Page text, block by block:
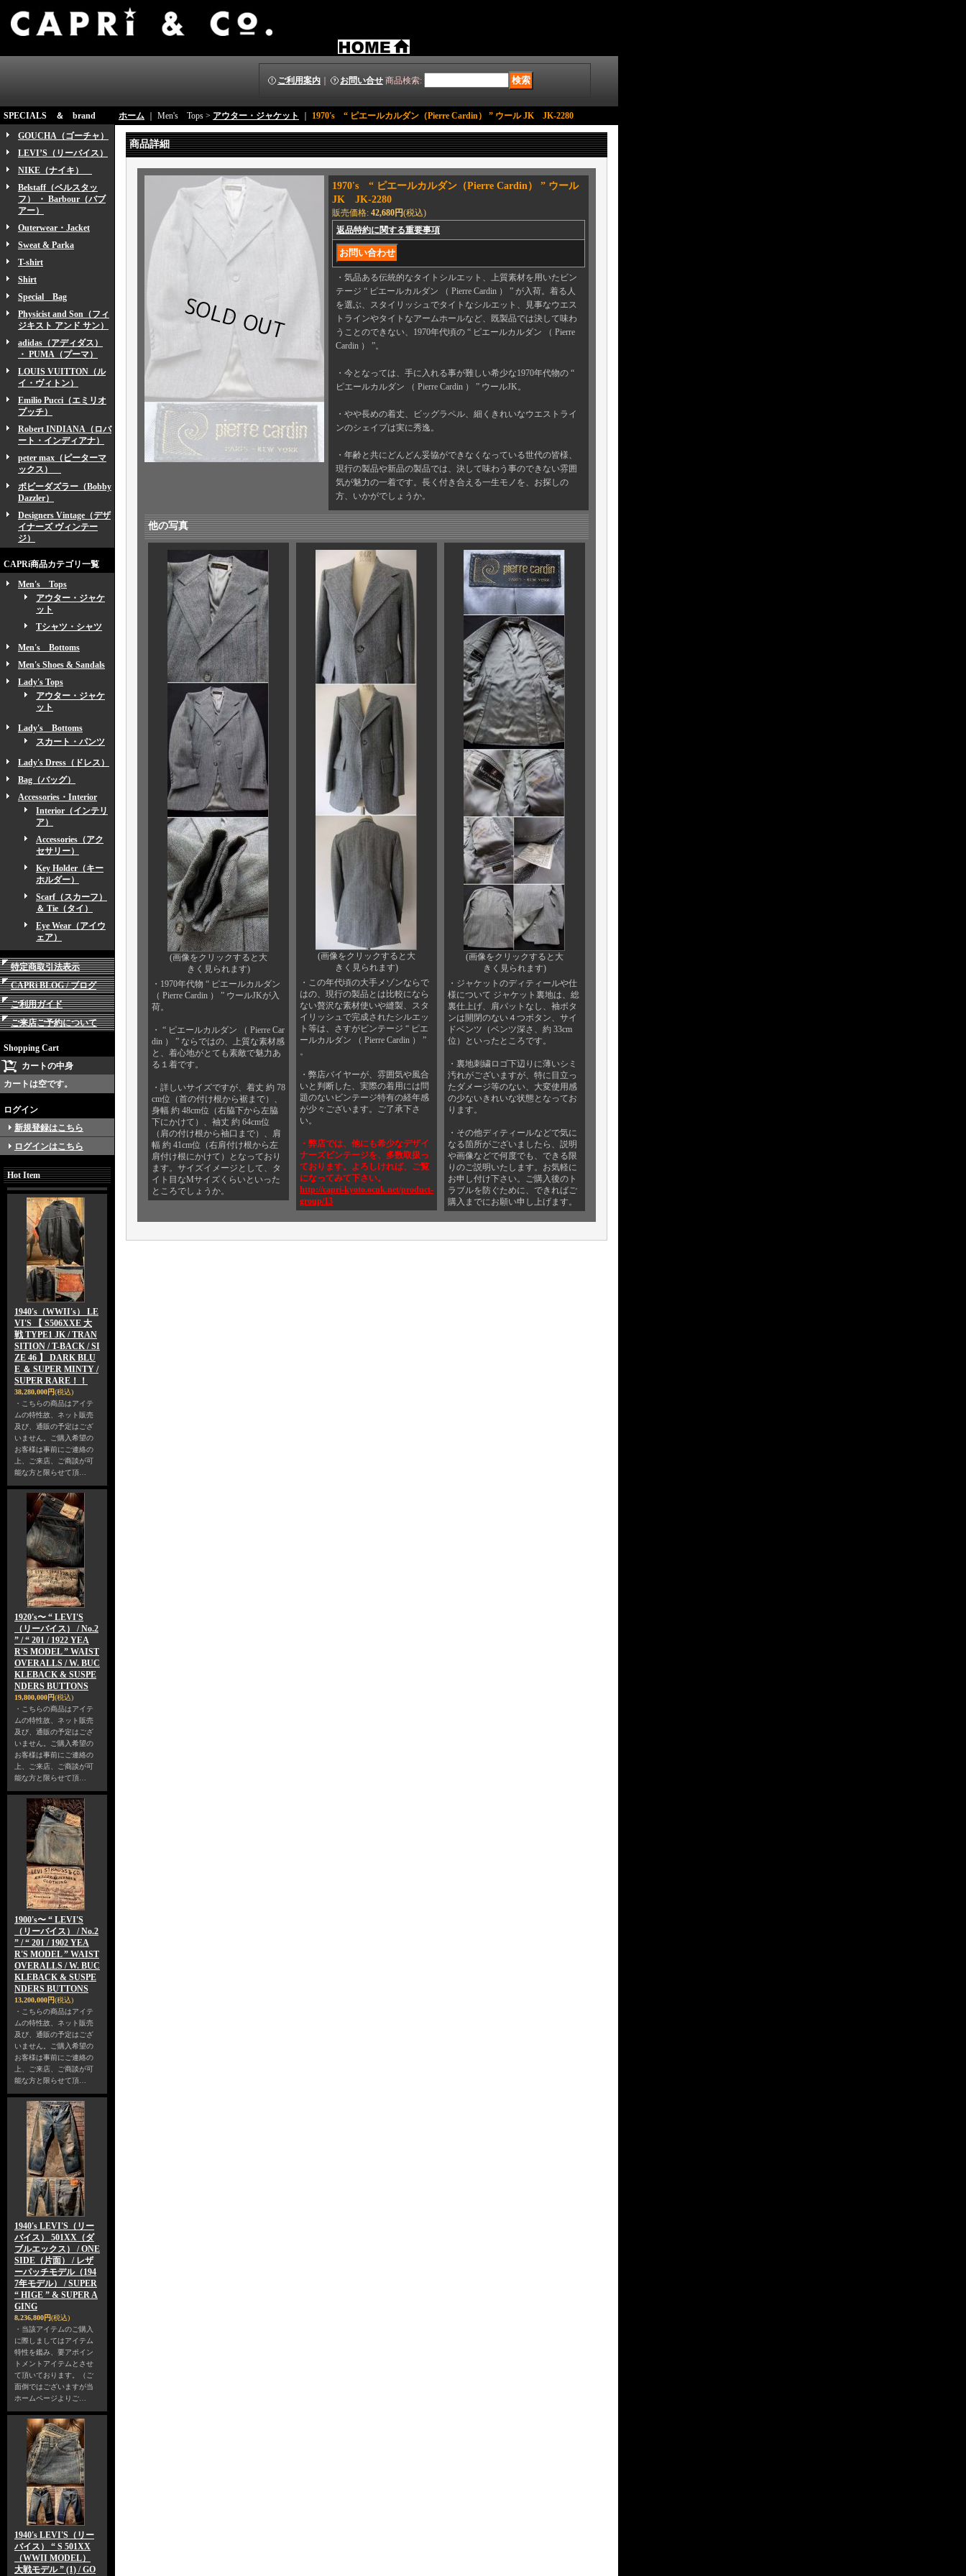
ご利用案内 お問い合せ 商品検索:
SPECIALS ＆ brand
GOUCHA（ゴーチャ）
LEVI’S（リーバイス）
NIKE（ナイキ）
Belstaff（ベルスタッ
フ） ・ Barbour（バブ
アー）
Outerwear・Jacket
Sweat & Parka
T-shirt
Shirt
Special Bag
Physicist and Son（フィ
ジキスト アンド サン）
adidas（アディダス）
・ PUMA（プーマ）
LOUIS VUITTON（ル
イ・ヴィトン）
Emilio Pucci（エミリオ
プッチ）
Robert INDIANA（ロバ
ート・インディアナ）
peter max（ピーターマ
ックス）
ボビーダズラー（Bobby
Dazzler）
Designers Vintage（デザ
イナーズ ヴィンテー
ジ）
CAPRi商品カテゴリ一覧
Men's Tops
アウター・ジャケ
ット
Tシャツ・シャツ
Men's Bottoms
Men's Shoes & Sandals
Lady's Tops
アウター・ジャケ
ット
Lady's Bottoms
スカート・パンツ
Lady's Dress（ドレス）
Bag（バッグ）
Accessories・Interior
Interior（インテリ
ア）
Accessories（アク
セサリー）
Key Holder（キー
ホルダー）
Scarf（スカーフ）
＆ Tie（タイ）
Eye Wear（アイウ
ェア）
特定商取引法表示
CAPRi BLOG / ブログ
ご利用ガイド
ご来店ご予約について
Shopping Cart
カートの中身
カートは空です。
ログイン
新規登録はこちら
ログインはこちら
Hot Item
1940's（WWII's） LE
VI'S 【 S506XXE 大
戦 TYPE1 JK / TRAN
SITION / T-BACK / SI
ZE 46 】 DARK BLU
E ＆ SUPER MINTY /
SUPER RARE！！
38,280,000円(税込)
・こちらの商品はアイテ
ムの特性故、ネット販売
及び、通販の予定はござ
いません。ご購入希望の
お客様は事前にご連絡の
上、ご来店、ご商談が可
能な方と限らせて頂…
1920's〜 “ LEVI'S
（リーバイス） / No.2
” / “ 201 / 1922 YEA
R'S MODEL ” WAIST
OVERALLS / W. BUC
KLEBACK & SUSPE
NDERS BUTTONS
19,800,000円(税込)
・こちらの商品はアイテ
ムの特性故、ネット販売
及び、通販の予定はござ
いません。ご購入希望の
お客様は事前にご連絡の
上、ご来店、ご商談が可
能な方と限らせて頂…
1900's〜 “ LEVI'S
（リーバイス） / No.2
” / “ 201 / 1902 YEA
R'S MODEL ” WAIST
OVERALLS / W. BUC
KLEBACK & SUSPE
NDERS BUTTONS
13,200,000円(税込)
・こちらの商品はアイテ
ムの特性故、ネット販売
及び、通販の予定はござ
いません。ご購入希望の
お客様は事前にご連絡の
上、ご来店、ご商談が可
能な方と限らせて頂…
1940's LEVI'S（リー
バイス） 501XX（ダ
ブルエックス） / ONE
SIDE（片面） / レザ
ーパッチモデル（194
7年モデル） / SUPER
“ HIGE ” & SUPER A
GING
8,236,800円(税込)
・当該アイテムのご購入
に際しましてはアイテム
特性を鑑み、要アポイン
トメントアイテムとさせ
て頂いております。（ご
面倒ではございますが当
ホームページよりご…
1940's LEVI'S（リー
バイス） “ S 501XX
（WWII MODEL）
大戦モデル ” (1) / GO
ホーム ｜ Men's Tops > アウター・ジャケット 1970's “ ピエールカルダン（Pierre Cardin） ” ウール JK JK-2280
商品詳細
1970's “ ピエールカルダン（Pierre Cardin） ” ウール
JK JK-2280
販売価格: 42,680円(税込)
返品特約に関する重要事項
・気品ある伝統的なタイトシルエット、上質素材を用いたビン
テージ “ ピエールカルダン （ Pierre Cardin ） ” が入荷。着る人
を選ぶ、スタイリッシュでタイトなシルエット、見事なウエス
トラインやタイトなアームホールなど、既製品では決して味わ
うことのできない、1970年代頃の “ ピエールカルダン （ Pierre
Cardin ） ”。
・今となっては、手に入れる事が難しい希少な1970年代物の “
ピエールカルダン （ Pierre Cardin ） ” ウールJK。
・やや長めの着丈、ビッグラペル、細くきれいなウエストライ
ンのシェイプは実に秀逸。
・年齢と共にどんどん妥協ができなくなっている世代の皆様、
現行の製品や新品の製品では、決して味わう事のできない雰囲
気が魅力の一着です。長く付き合える一生モノを、お探しの
方、いかがでしょうか。
他の写真
(画像をクリックすると大
きく見られます)
・1970年代物 “ ピエールカルダン
（ Pierre Cardin ） ” ウールJKが入
荷。
・ “ ピエールカルダン （ Pierre Car
din ） ” ならではの、上質な素材感
と、着心地がとても素敵で魅力あ
る１着です。
・詳しいサイズですが、着丈 約 78
cm位（首の付け根から裾まで）、
身幅 約 48cm位（右脇下から左脇
下にかけて）、袖丈 約 64cm位
（肩の付け根から袖口まで）、肩
幅 約 41cm位（右肩付け根から左
肩付け根にかけて）となっており
ます。サイズイメージとして、タ
イト目なMサイズくらいといった
ところでしょうか。
(画像をクリックすると大
きく見られます)
・この年代頃の大手メゾンならで
はの、現行の製品とは比較になら
ない贅沢な素材使いや縫製、スタ
イリッシュで完成されたシルエッ
ト等は、さすがビンテージ “ ピエ
ールカルダン （ Pierre Cardin ） ”
。
・弊店バイヤーが、雰囲気や風合
いと判断した、実際の着用には問
題のないビンテージ特有の経年感
が少々ございます。ご了承下さ
い。
・弊店では、他にも希少なデザイ
ナーズビンテージを、多数取扱っ
ております。よろしければ、ご覧
になってみて下さい。
http://capri-kyoto.ocnk.net/product-
group/13
(画像をクリックすると大
きく見られます)
・ジャケットのディティールや仕
様について ジャケット裏地は、総
裏仕上げ、肩パットなし、袖ボタ
ンは開閉のない４つボタン、サイ
ドベンツ（ベンツ深さ、約 33cm
位）といったところです。
・裏地刺繍ロゴ下辺りに薄いシミ
汚れがございますが、特に目立っ
たダメージ等のない、大変使用感
の少ないきれいな状態となってお
ります。
・その他ディティールなどで気に
なる箇所がございましたら、説明
や画像などで何度でも、できる限
りのご説明いたします。お気軽に
お申し付け下さい。ご購入後のト
ラブルを防ぐために、できればご
購入までにお願い申し上げます。